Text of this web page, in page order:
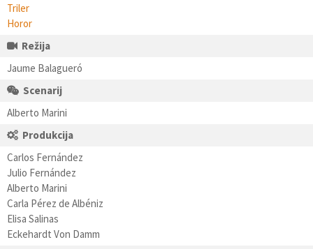
Triler
Horor
Režija
Jaume Balagueró
Scenarij
Alberto Marini
Produkcija
Carlos Fernández
Julio Fernández
Alberto Marini
Carla Pérez de Albéniz
Elisa Salinas
Eckehardt Von Damm